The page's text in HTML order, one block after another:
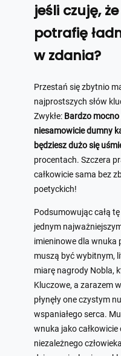
jeśli czuję,
potrafię
w zdania?
Przestań się zbytnio
najprostszych słów
Zwykłe: Bardzo mocno
niesamowicie dumny
będziesz dużo się
procentach. Szczera
całkowicie sama bez
poetyckich!
Podsumowując całą
jednym
imieninowe dla wnuka
muszą być wybitnym,
miarę nagrody Nobla,
Kluczowe, a zarazem
płynęły one czystym
wspaniałego serca.
wnuka jako całkowicie
niezależnego